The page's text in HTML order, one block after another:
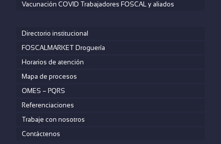
Vacunación COVID Trabajadores FOSCAL y aliados
Directorio institucional
FOSCALMARKET Droguería
Horarios de atención
Mapa de procesos
OMES – PQRS
Referenciaciones
Trabaje con nosotros
Contáctenos